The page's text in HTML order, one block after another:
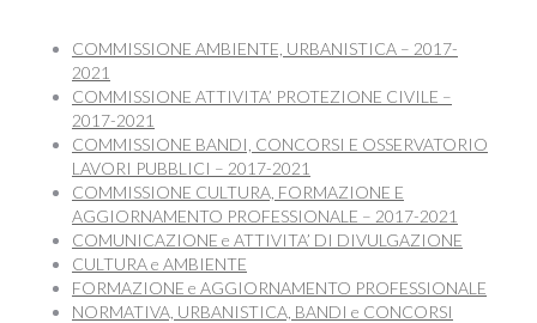
COMMISSIONE AMBIENTE, URBANISTICA – 2017-
2021
COMMISSIONE ATTIVITA’ PROTEZIONE CIVILE –
2017-2021
COMMISSIONE BANDI, CONCORSI E OSSERVATORIO
LAVORI PUBBLICI – 2017-2021
COMMISSIONE CULTURA, FORMAZIONE E
AGGIORNAMENTO PROFESSIONALE – 2017-2021
COMUNICAZIONE e ATTIVITA’ DI DIVULGAZIONE
CULTURA e AMBIENTE
FORMAZIONE e AGGIORNAMENTO PROFESSIONALE
NORMATIVA, URBANISTICA, BANDI e CONCORSI